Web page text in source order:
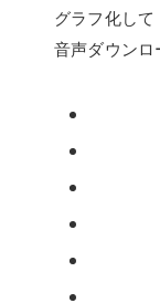
グラフ化し
音声ダウンロ